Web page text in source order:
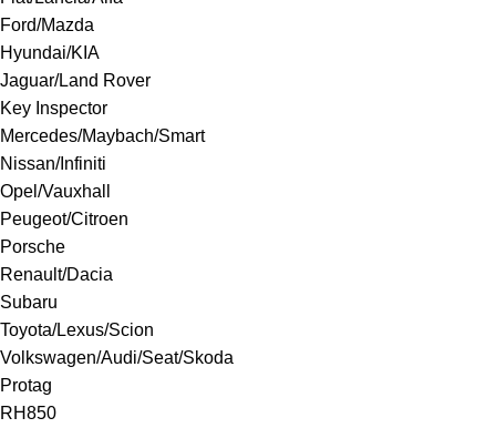
Ford/Mazda
Hyundai/KIA
Jaguar/Land Rover
Key Inspector
Mercedes/Maybach/Smart
Nissan/Infiniti
Opel/Vauxhall
Peugeot/Citroen
Porsche
Renault/Dacia
Subaru
Toyota/Lexus/Scion
Volkswagen/Audi/Seat/Skoda
Protag
RH850